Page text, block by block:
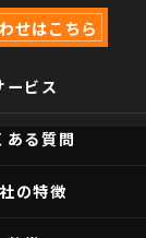
せはこちら
ービス
ある質問
の特徴